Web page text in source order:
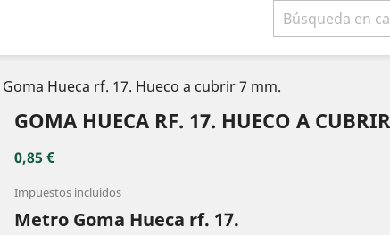
Goma Hueca rf. 17. Hueco a cubrir 7 mm.
GOMA HUECA RF. 17. HUECO A
0,85 €
Impuestos incluidos
Metro Goma Hueca rf. 17.